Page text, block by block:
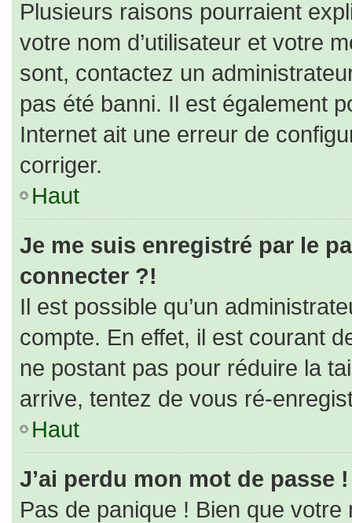
Plusieurs raisons pourraient
votre nom d’utilisateur et votre
sont, contactez un
pas été banni. Il est également
Internet ait une erreur de
corriger.
Haut
Je me suis enregistré par le
connecter ?!
Il est possible qu’un
compte. En effet, il est courant
ne postant pas pour réduire la
arrive, tentez de vous ré-
Haut
J’ai perdu mon mot de passe !
Pas de panique ! Bien que